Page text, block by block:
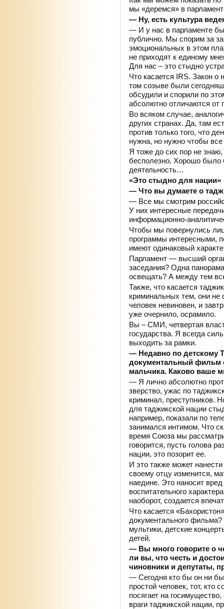
мы «деремся» в
— Ну, есть культура
— И у нас в парламенте
публично. Мы спорим за
эмоциональных в этом
не приходят к единому
Для нас – это стыдно
Что касается IRS. Закон
том созыве были
обсудили и спорили по
абсолютно отличаются
Во всяком случае,
других странах. Да, там
против только того, что
нужна, но нужно чтобы
Я тоже до сих пор не
бесполезно. Хорошо было
деятельность…
«Это стыдно для нации»
— Что вы думаете о
— Все мы смотрим
У них интересные
информационно-
Чтобы мы повернулись
программы интересными,
имеют одинаковый
Парламент — высший
заседания? Одна
освещать? А между тем
Также, что касается
криминальных тем, они не
человек невиновен, и
уже очернило, осрамило.
Вы – СМИ, четвертая
государства. Я всегда
выходить за рамки.
— Недавно по детскому
документальный фильм
мальчика. Каково ваше
— Я лично абсолютно
зверство, ужас по
криминал, преступников.
для таджикской нации
например, показали по
занимался интимом. Что
время Союза мы
говорится, пусть голова
нации, это позорит ее.
И это также может
своему отцу изменится,
наедине. Это наносит
воспитательного
наоборот, создается
Что касается
документального
мультики, детские
детей.
— Вы много говорите о
ли вы, что честь и
чиновники и депутаты,
— Сегодня кто бы он ни
простой человек, тот, кто
посягает на
враги таджикской нации,